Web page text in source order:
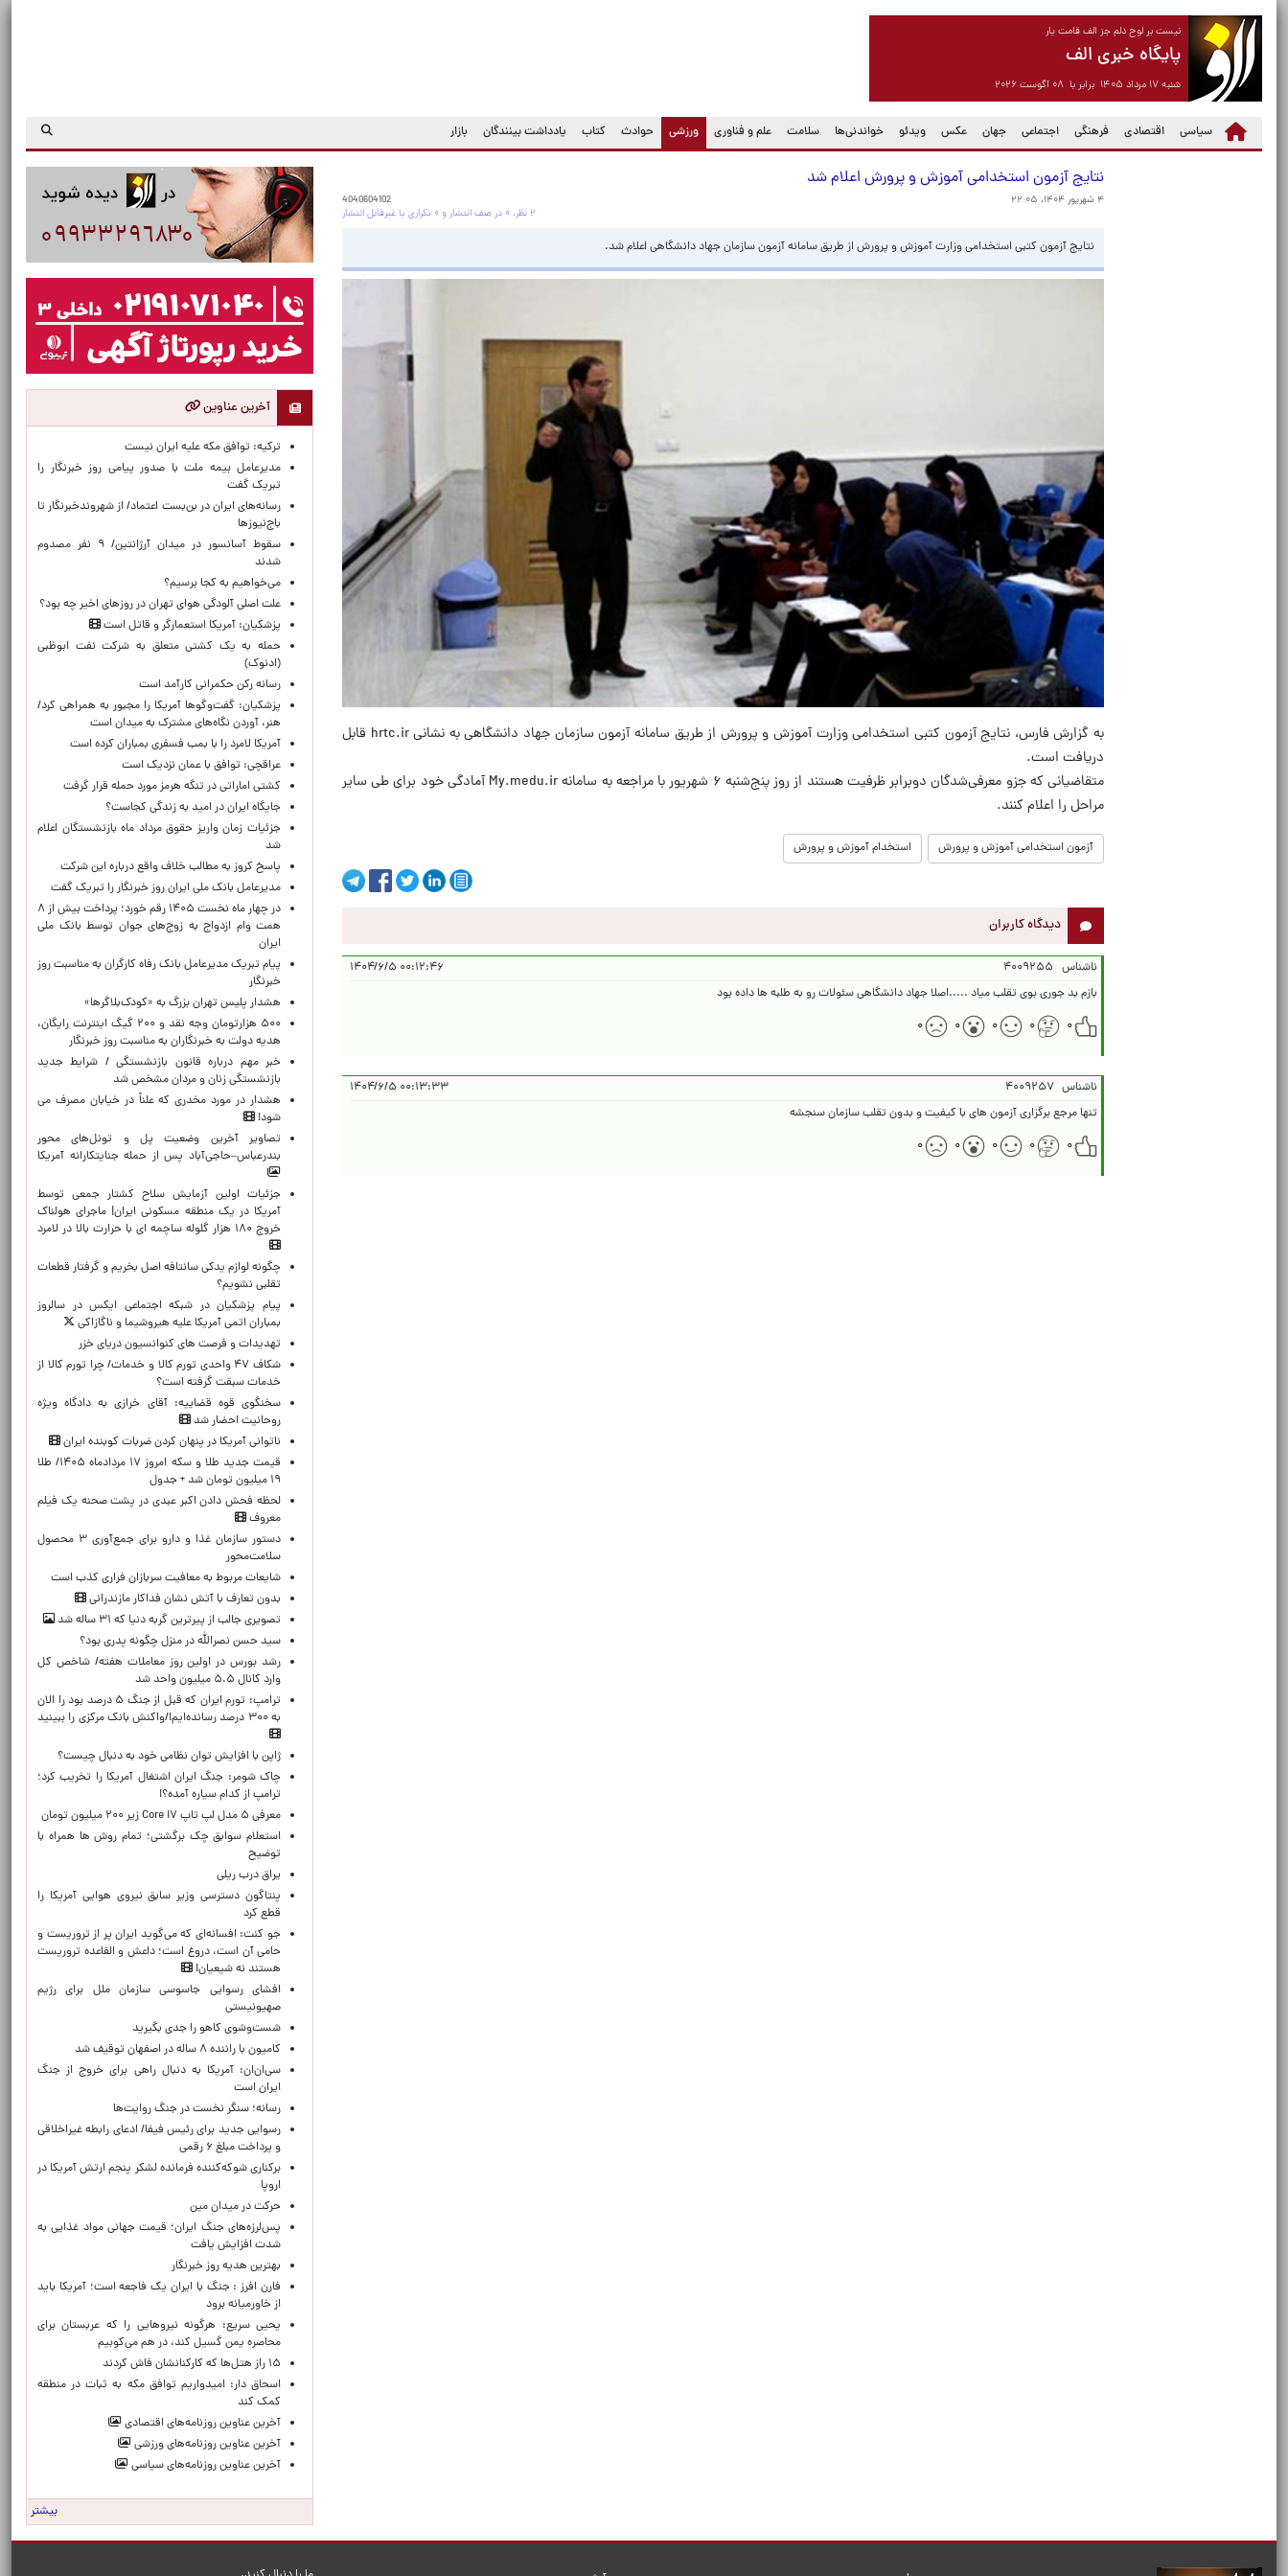
نیست بر لوح دلم جز الف قامت یار
پایگاه خبری الف
شنبه ۱۷ مرداد ۱۴۰۵ برابر با ۰۸ آگوست ۲۰۲۶
سیاسی اقتصادی فرهنگی اجتماعی جهان عکس ویدئو خواندنی‌ها سلامت علم و فناوری ورزشی
(current) حوادث کتاب یادداشت بینندگان بازار
نتایج آزمون استخدامی آموزش و پرورش اعلام شد
۴ شهریور ۱۴۰۴، ۲۲:۰۵
4040604102
۲ نظر، ۰ در صف انتشار و ۰ تکراری یا غیرقابل انتشار
نتایج آزمون کتبی استخدامی وزارت آموزش و پرورش از طریق سامانه آزمون سازمان جهاد دانشگاهی اعلام شد.
به گزارش فارس، نتایج آزمون کتبی استخدامی وزارت آموزش و پرورش از طریق سامانه آزمون سازمان جهاد دانشگاهی به نشانی hrtc.ir قابل
دریافت است.
متقاضیانی که جزو معرفی‌شدگان دوبرابر ظرفیت هستند از روز پنج‌شنبه ۶ شهریور با مراجعه به سامانه My.medu.ir‌ آمادگی خود برای طی سایر
مراحل را اعلام کنند.
آزمون استخدامی آموزش و پرورش استخدام آموزش و پرورش
دیدگاه کاربران
ناشناس ۴۰۰۹۲۵۵
۰۰:۱۲:۴۶ ۱۴۰۴/۶/۵
بازم بد جوری بوی تقلب میاد .....اصلا جهاد دانشگاهی سئولات رو به طلبه ها داده بود
۰
۰ ۰ ۰ ۰
ناشناس ۴۰۰۹۲۵۷
۰۰:۱۳:۳۳ ۱۴۰۴/۶/۵
تنها مرجع برگزاری آزمون های با کیفیت و بدون تقلب سازمان سنجشه
۰
۰ ۰ ۰ ۰
آخرین عناوین
ترکیه: توافق مکه علیه ایران نیست
مدیرعامل بیمه ملت با صدور پیامی روز خبرنگار را
تبریک گفت
رسانه‌های ایران در بن‌بست اعتماد/ از شهروندخبرنگار تا
باج‌نیوزها
سقوط آسانسور در میدان آرژانتین/ ۹ نفر مصدوم
شدند
می‌خواهیم به کجا برسیم؟
علت اصلی آلودگی هوای تهران در روزهای اخیر چه بود؟
پزشکیان: آمریکا استعمارگر و قاتل است
حمله به یک کشتی متعلق به شرکت نفت ابوظبی
(ادنوک)
رسانه رکن حکمرانی کارآمد است
پزشکیان: گفت‌وگوها آمریکا را مجبور به همراهی کرد/
هنر، آوردن نگاه‌های مشترک به میدان است
آمریکا لامرد را با بمب فسفری بمباران کرده است
عراقچی: توافق با عمان نزدیک است
کشتی اماراتی در تنگه هرمز مورد حمله قرار گرفت
جایگاه ایران در امید به زندگی کجاست؟
جزئیات زمان واریز حقوق مرداد ماه بازنشستگان اعلام
شد
پاسخ کروز به مطالب خلاف واقع درباره این شرکت
مدیرعامل بانک ملی ایران روز خبرنگار را تبریک گفت
در چهار ماه نخست ۱۴۰۵ رقم خورد؛ پرداخت بیش از ۸
همت وام ازدواج به زوج‌های جوان توسط بانک ملی
ایران
پیام تبریک مدیرعامل بانک رفاه کارگران به مناسبت روز
خبرنگار
هشدار پلیس تهران بزرگ به «کودک‌بلاگرها»
۵۰۰ هزارتومان وجه نقد و ۲۰۰ گیگ اینترنت رایگان،
هدیه دولت به خبرنگاران به مناسبت روز خبرنگار
خبر مهم درباره قانون بازنشستگی / شرایط جدید
بازنشستگی زنان و مردان مشخص شد
هشدار در مورد مخدری که علناً در خیابان مصرف می
شود!
تصاویر آخرین وضعیت پل و تونل‌های محور
بندرعباس–حاجی‌آباد پس از حمله جنایتکارانه آمریکا
جزئیات اولین آزمایش سلاح کشتار جمعی توسط
آمریکا در یک منطقه مسکونی ایران| ماجرای هولناک
خروج ۱۸۰ هزار گلوله ساچمه ای با حرارت بالا در لامرد
چگونه لوازم یدکی سانتافه اصل بخریم و گرفتار قطعات
تقلبی نشویم؟
پیام پزشکیان در شبکه اجتماعی ایکس در سالروز
بمباران اتمی آمریکا علیه هیروشیما و ناگازاکی
تهدیدات و فرصت های کنوانسیون دریای خزر
شکاف ۴۷ واحدی تورم کالا و خدمات/ چرا تورم کالا از
خدمات سبقت گرفته است؟
سخنگوی قوه قضاییه: آقای خرازی به دادگاه ویژه
روحانیت احضار شد
ناتوانی آمریکا در پنهان کردن ضربات کوبنده ایران
قیمت جدید طلا و سکه امروز ۱۷ مردادماه ۱۴۰۵/ طلا
۱۹ میلیون تومان شد + جدول
لحظه‌ فحش دادن اکبر عبدی در پشت صحنه یک فیلم
معروف
دستور سازمان غذا و دارو برای جمع‌آوری ۳ محصول
سلامت‌محور
شایعات مربوط به معافیت سربازان فراری کذب است
بدون تعارف با آتش نشان فداکار مازندرانی
تصویری جالب از پیرترین گربه دنیا که ۳۱ ساله شد
سید حسن نصرالله در منزل چگونه پدری بود؟
رشد بورس در اولین روز معاملات هفته/ شاخص کل
وارد کانال ۵.۵ میلیون واحد شد
ترامپ: تورم ایران که قبل از جنگ ۵ درصد بود را الان
به ۳۰۰ درصد رسانده‌ایم!/واکنش بانک مرکزی را ببینید
ژاپن با افزایش توان نظامی خود به دنبال چیست؟
چاک شومر: جنگ ایران اشتغال آمریکا را تخریب کرد؛
ترامپ از کدام سیاره آمده؟!
معرفی ۵ مدل لپ تاپ Core i۷ زیر ۲۰۰ میلیون تومان
استعلام سوابق چک برگشتی؛ تمام روش ها همراه با
توضیح
یراق درب ریلی
پنتاگون دسترسی وزیر سابق نیروی هوایی آمریکا را
قطع کرد
جو کنت: افسانه‌ای که می‌گوید ایران پر از تروریست و
حامی آن است، دروغ است؛ داعش و القاعده تروریست
هستند نه شیعیان!
افشای رسوایی جاسوسی سازمان ملل برای رژیم
صهیونیستی
شست‌وشوی کاهو را جدی بگیرید
کامیون با راننده ۸ ساله در اصفهان توقیف شد
سی‌ان‌ان: آمریکا به دنبال راهی برای خروج از جنگ
ایران است
رسانه؛ سنگر نخست در جنگ روایت‌ها
رسوایی جدید برای رئیس فیفا/ ادعای رابطه غیراخلاقی
و پرداخت مبلغ ۶ رقمی
برکناری شوکه‌کننده فرمانده لشکر پنجم ارتش آمریکا در
اروپا
حركت در ميدان مين
پس‌لرزه‌های جنگ ایران؛ قیمت جهانی مواد غذایی به
شدت افزایش یافت
بهترین هدیه روز خبرنگار
فارن افرز : جنگ با ایران یک فاجعه است؛ آمریکا باید
از خاورمیانه برود
یحیی سریع: هرگونه نیروهایی را که عربستان برای
محاصره یمن گسیل کند، در هم می‌کوبیم
۱۵ راز هتل‌ها که کارکنانشان فاش کردند
اسحاق دار: امیدواریم توافق مکه به ثبات در منطقه
کمک کند
آخرین عناوین روزنامه‌های اقتصادی
آخرین عناوین روزنامه‌های ورزشی
آخرین عناوین روزنامه‌های سیاسی
بیشتر